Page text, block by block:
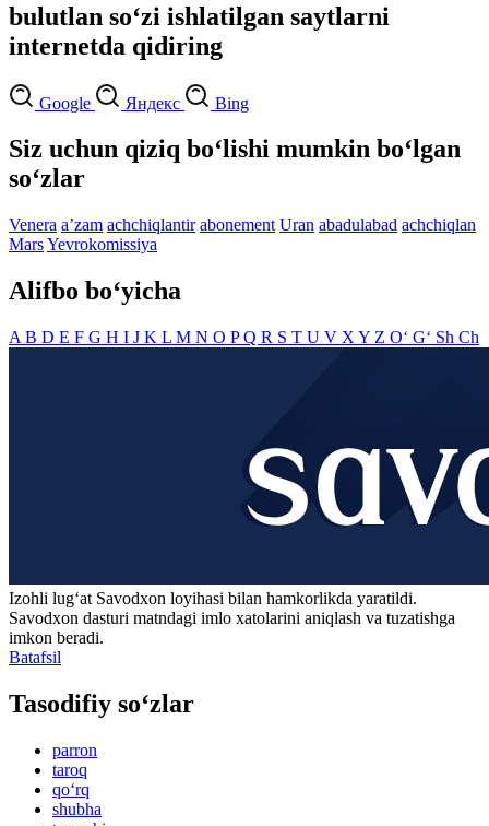
bulutlan so‘zi ishlatilgan saytlarni
internetda qidiring
Google Яндекс Bing
Siz uchun qiziq bo‘lishi mumkin bo‘lgan
so‘zlar
Venera aʼzam achchiqlantir abonement Uran abadulabad achchiqlan
MarsYevrokomissiya
Alifbo bo‘yicha
A B D E F G H I J K L M N O PQ R S T U V X Y Z O‘ G‘ Sh Ch
Izohli lugʻat Savodxon loyihasi bilan hamkorlikda yaratildi.
Savodxon dasturi matndagi imlo xatolarini aniqlash va tuzatishga
imkon beradi.
Batafsil
Tasodifiy so‘zlar
parron
taroq
qo‘rq
shubha